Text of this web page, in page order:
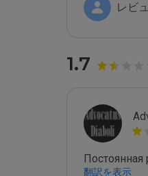
レビ
1.7
Постоянная
翻訳を表示